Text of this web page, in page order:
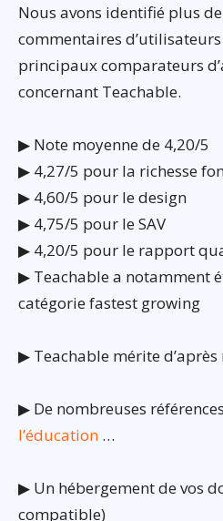
Nous avons identifié plus
commentaires
principaux comparateurs
concernant Teachable.
▶ Note moyenne de 4,20/5
▶ 4,27/5 pour la richesse
▶ 4,60/5 pour le design
▶ 4,75/5 pour le SAV
▶ 4,20/5 pour le rapport
▶ Teachable a notamment
catégorie fastest growing
▶ Teachable mérite
▶ De nombreuses
l’éducation …
▶ Un hébergement de vos
compatible)